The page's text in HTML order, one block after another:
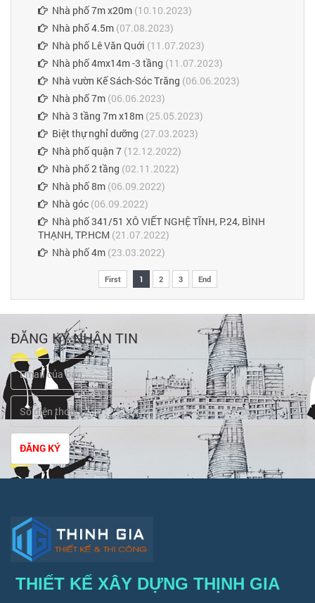
Nhà phố 7m x20m (10.10.2023)
Nhà phố 4.5m (07.08.2023)
Nhà phố Lê Văn Quới (11.07.2023)
Nhà phố 4mx14m -3 tầng (11.07.2023)
Nhà vườn Kế Sách-Sóc Trăng (06.06.2023)
Nhà phố 7m (06.06.2023)
Nhà 3 tầng 7m x18m (25.05.2023)
Biệt thự nghỉ dưỡng (27.03.2023)
Nhà phố quận 7 (12.12.2022)
Nhà phố 2 tầng (02.11.2022)
Nhà phố 8m (06.09.2022)
Nhà góc (06.09.2022)
Nhà phố 341/51 XÔ VIẾT NGHỆ TĨNH, P.24, BÌNH
THẠNH, TP.HCM (21.07.2022)
Nhà phố 4m (23.03.2022)
First 1 2 3 End
ĐĂNG KÝ NHẬN TIN
ĐĂNG KÝ
THIẾT KẾ XÂY DỰNG THỊNH GIA